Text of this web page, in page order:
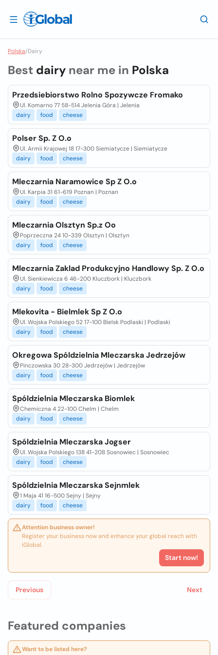
Polska/Dairy
Featured companies
Want to be listed here?
Best dairy near me in Polska
Przedsiebiorstwo Rolno Spozywcze Fromako
Ul. Komarno 77 58-514 Jelenia Góra | Jelenia
dairy
food cheese
Polser Sp. Z O.o
Ul. Armii Krajowej 18 17-300 Siemiatycze | Siemiatycze
dairy
food cheese
Mleczarnia Naramowice Sp Z O.o
Ul. Karpia 31 61-619 Poznan | Poznan
dairy
food cheese
Mleczarnia Olsztyn Sp.z Oo
Poprzeczna 24 10-339 Olsztyn | Olsztyn
dairy
food cheese
Mleczarnia Zaklad Produkcyjno Handlowy Sp. Z O.o
Ul. Sienkiewicza 6 46-200 Kluczbork | Kluczbork
dairy
food cheese
Mlekovita - Bielmlek Sp Z O.o
Ul. Wojska Polskiego 52 17-100 Bielsk Podlaski | Podlaski
dairy
food cheese
Okregowa Spóldzielnia Mleczarska Jedrzejów
Pinczowska 30 28-300 Jedrzejów | Jedrzejów
dairy
food cheese
Spóldzielnia Mleczarska Biomlek
Chemiczna 4 22-100 Chelm | Chelm
dairy
food cheese
Spóldzielnia Mleczarska Jogser
Ul. Wojska Polskiego 138 41-208 Sosnowiec | Sosnowiec
dairy
food cheese
Spóldzielnia Mleczarska Sejnmlek
1 Maja 41 16-500 Sejny | Sejny
dairy
food cheese
Attention business owner!
Register your business now and enhance your global reach with
iGlobal.
Start now!
Previous Next